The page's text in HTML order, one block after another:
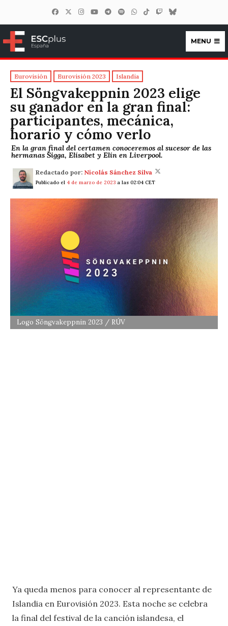
ESCplus España
MENU
Eurovisión Eurovisión 2023 Islandia
El Söngvakeppnin 2023 elige
su ganador en la gran final:
participantes, mecánica,
horario y cómo verlo
En la gran final del certamen conoceremos al sucesor de las
hermanas Sigga, Elísabet y Elín en Liverpool.
Redactado por: Nicolás Sánchez Silva
Publicado el 4 de marzo de 2023 a las 02:04 CET
Logo Söngvakeppnin 2023 / RÚV
Ya queda menos para conocer al representante de
Islandia en Eurovisión 2023. Esta noche se celebra
la final del festival de la canción islandesa, el